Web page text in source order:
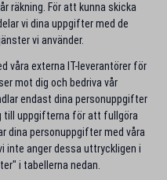
räkning. För att kunna skicka
vi dina uppgifter med de
vi använder.
våra externa IT-leverantörer för
mot dig och bedriva vår
endast dina personuppgifter
till uppgifterna för att fullgöra
dina personuppgifter med våra
inte anger dessa uttryckligen i
i tabellerna nedan.